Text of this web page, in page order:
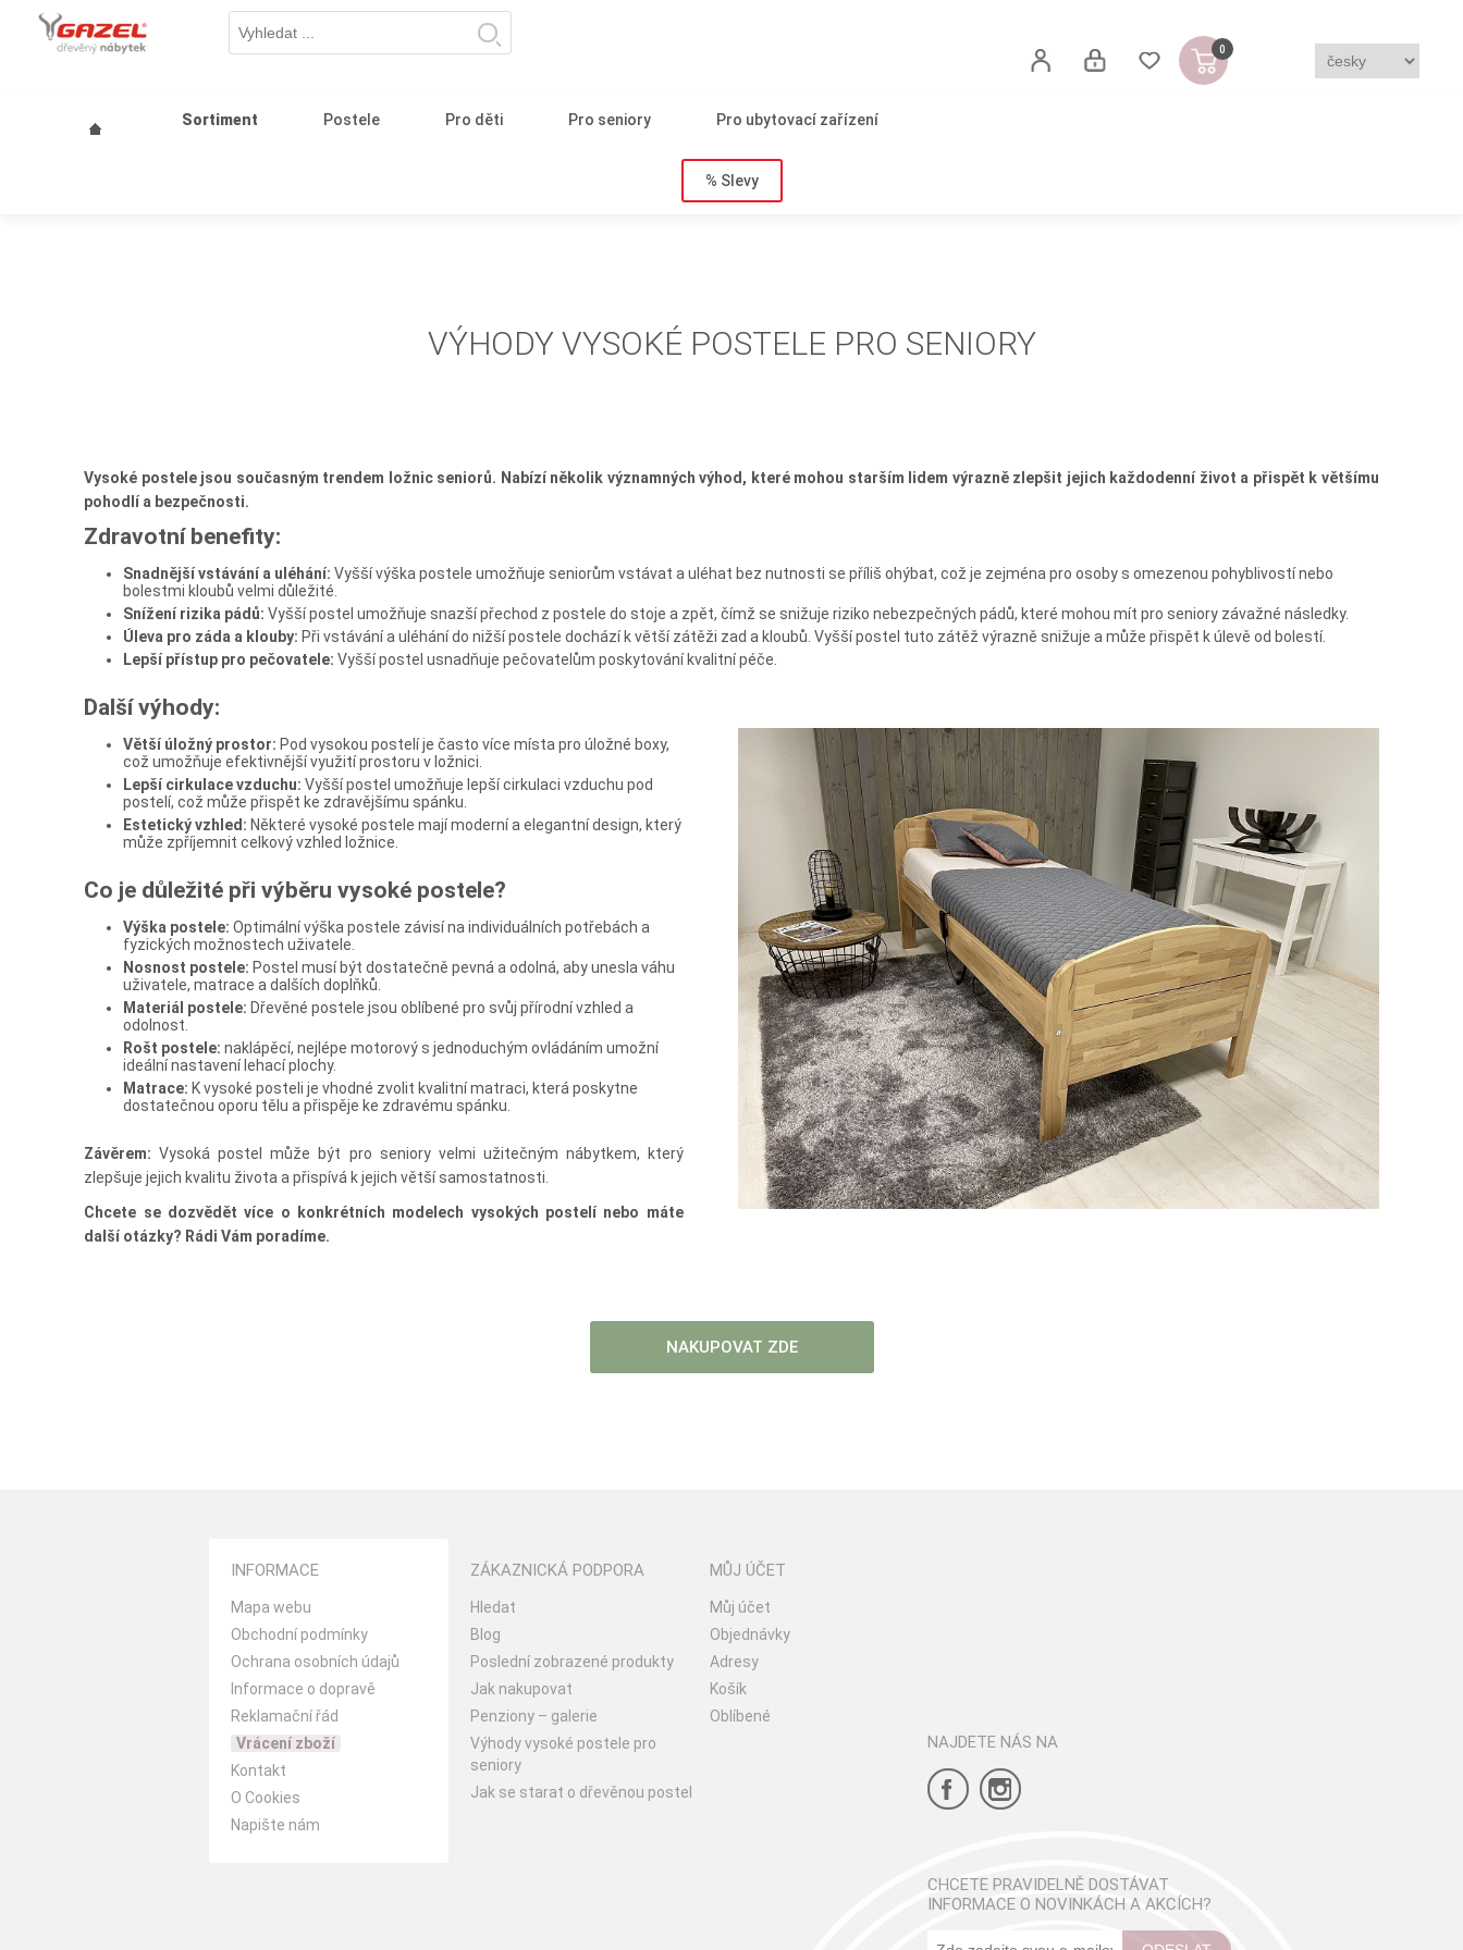
0
Sortiment Postele Pro děti Pro seniory Pro ubytovací zařízení
% Slevy
VÝHODY VYSOKÉ POSTELE PRO SENIORY
Vysoké postele jsou současným trendem ložnic seniorů. Nabízí několik významných výhod, které mohou starším lidem výrazně zlepšit jejich každodenní život a přispět k většímu
pohodlí a bezpečnosti.
Zdravotní benefity:
Snadnější vstávání a uléhání: Vyšší výška postele umožňuje seniorům vstávat a uléhat bez nutnosti se příliš ohýbat, což je zejména pro osoby s omezenou pohyblivostí nebo
bolestmi kloubů velmi důležité.
Snížení rizika pádů: Vyšší postel umožňuje snazší přechod z postele do stoje a zpět, čímž se snižuje riziko nebezpečných pádů, které mohou mít pro seniory závažné následky.
Úleva pro záda a klouby: Při vstávání a uléhání do nižší postele dochází k větší zátěži zad a kloubů. Vyšší postel tuto zátěž výrazně snižuje a může přispět k úlevě od bolestí.
Lepší přístup pro pečovatele: Vyšší postel usnadňuje pečovatelům poskytování kvalitní péče.
Další výhody:
Větší úložný prostor: Pod vysokou postelí je často více místa pro úložné boxy,
což umožňuje efektivnější využití prostoru v ložnici.
Lepší cirkulace vzduchu: Vyšší postel umožňuje lepší cirkulaci vzduchu pod
postelí, což může přispět ke zdravějšímu spánku.
Estetický vzhled: Některé vysoké postele mají moderní a elegantní design, který
může zpříjemnit celkový vzhled ložnice.
Co je důležité při výběru vysoké postele?
Výška postele: Optimální výška postele závisí na individuálních potřebách a
fyzických možnostech uživatele.
Nosnost postele: Postel musí být dostatečně pevná a odolná, aby unesla váhu
uživatele, matrace a dalších doplňků.
Materiál postele: Dřevěné postele jsou oblíbené pro svůj přírodní vzhled a
odolnost.
Rošt postele: naklápěcí, nejlépe motorový s jednoduchým ovládáním umožní
ideální nastavení lehací plochy.
Matrace: K vysoké posteli je vhodné zvolit kvalitní matraci, která poskytne
dostatečnou oporu tělu a přispěje ke zdravému spánku.
Závěrem: Vysoká postel může být pro seniory velmi užitečným nábytkem, který
zlepšuje jejich kvalitu života a přispívá k jejich větší samostatnosti.
Chcete se dozvědět více o konkrétních modelech vysokých postelí nebo máte
další otázky? Rádi Vám poradíme.
NAKUPOVAT ZDE
INFORMACE
Mapa webu
Obchodní podmínky
Ochrana osobních údajů
Informace o dopravě
Reklamační řád
Vrácení zboží
Kontakt
O Cookies
Napište nám
ZÁKAZNICKÁ PODPORA
Hledat
Blog
Poslední zobrazené produkty
Jak nakupovat
Penziony – galerie
Výhody vysoké postele pro
seniory
Jak se starat o dřevěnou postel
MŮJ ÚČET
Můj účet
Objednávky
Adresy
Košík
Oblíbené
NAJDETE NÁS NA
CHCETE PRAVIDELNĚ DOSTÁVAT
INFORMACE O NOVINKÁCH A AKCÍCH?